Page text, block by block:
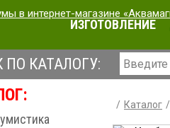
ИЗГОТОВЛЕНИЕ
ПО КАТАЛОГУ:
Каталог